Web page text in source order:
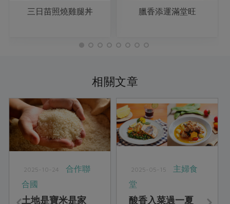
三日苗照燒雞腿丼 臘香添運滿堂旺
相關文章
2025-10-24
合作聯
合國
土地是寶米是家
2025-05-15
主婦食
堂
酸香入菜過一夏